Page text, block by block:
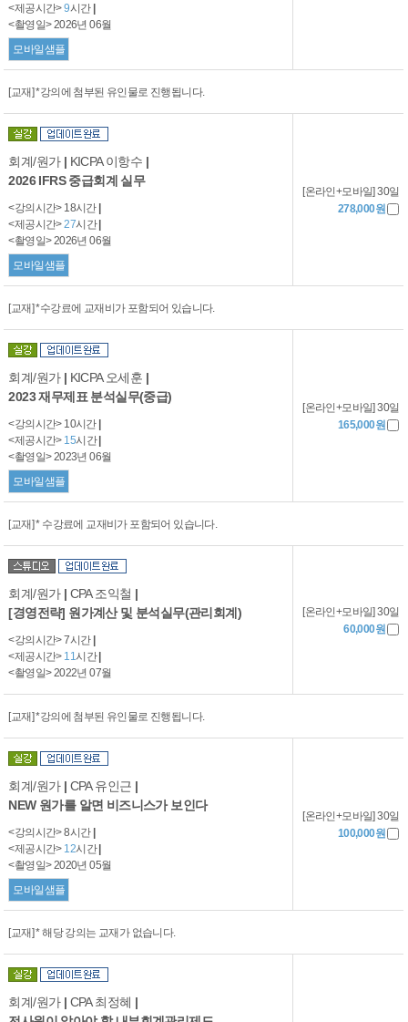
<제공시간>9시간
<촬영일> 2026년 06월
모바일샘플
[교재] *강의에 첨부된 유인물로 진행됩니다.
회계/원가 | KICPA 이항수 |
2026 IFRS 중급회계 실무
<강의시간> 18시간
<제공시간>27시간
<촬영일> 2026년 06월
모바일샘플
[온라인+모바일] 30일
278,000원
[교재] *수강료에 교재비가 포함되어 있습니다.
회계/원가 | KICPA 오세훈 |
2023 재무제표 분석실무(중급)
<강의시간> 10시간
<제공시간> 15시간
<촬영일> 2023년 06월
모바일샘플
[온라인+모바일] 30일
165,000원
[교재] * 수강료에 교재비가 포함되어 있습니다.
회계/원가 | CPA 조익철 |
[경영전략] 원가계산 및 분석실무(관리회계)
<강의시간> 7시간
<제공시간> 11시간
<촬영일> 2022년 07월
[온라인+모바일] 30일
60,000원
[교재] *강의에 첨부된 유인물로 진행됩니다.
회계/원가 | CPA 유인근 |
NEW 원가를 알면 비즈니스가 보인다
<강의시간> 8시간
<제공시간> 12시간
<촬영일> 2020년 05월
모바일샘플
[온라인+모바일] 30일
100,000원
[교재] * 해당 강의는 교재가 없습니다.
회계/원가 | CPA 최정혜 |